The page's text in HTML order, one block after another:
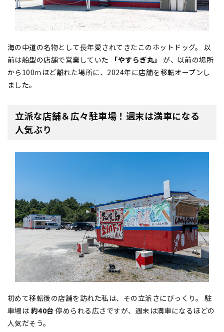
海の中道の名物として長年愛されてきたこのホットドッグ。 以
前は船型の店舗で営業していた
「やすらぎ丸」
が、以前の場所
から100ｍほど離れた場所に、2024年に店舗を移転オープンし
ました。
立派な店舗＆広々駐車場！週末は満車になる
人気ぶり
初めて移転後の店舗を訪れた私は、その立派さにびっくり。 駐
車場は 約40台 停められる広さですが、週末は満車になるほどの
人気だそう。